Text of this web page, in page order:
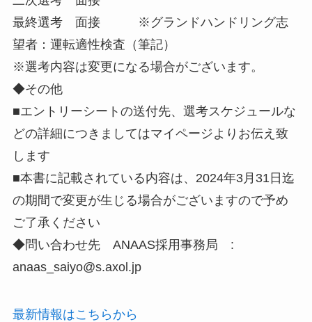
最終選考 面接 ※グランドハンドリング志
望者：運転適性検査（筆記）
※選考内容は変更になる場合がございます。
◆その他
■エントリーシートの送付先、選考スケジュールな
どの詳細につきましてはマイページよりお伝え致
します
■本書に記載されている内容は、2024年3月31日迄
の期間で変更が生じる場合がございますので予め
ご了承ください
◆問い合わせ先 ANAAS採用事務局 :
anaas_saiyo@s.axol.jp
最新情報はこちらから